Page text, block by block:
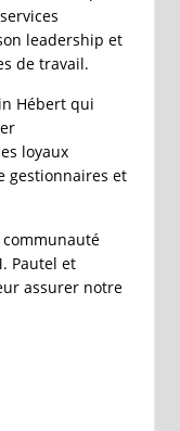
leadership et
de travail.
Hébert qui
loyaux
gestionnaires et
Pautel et
assurer notre